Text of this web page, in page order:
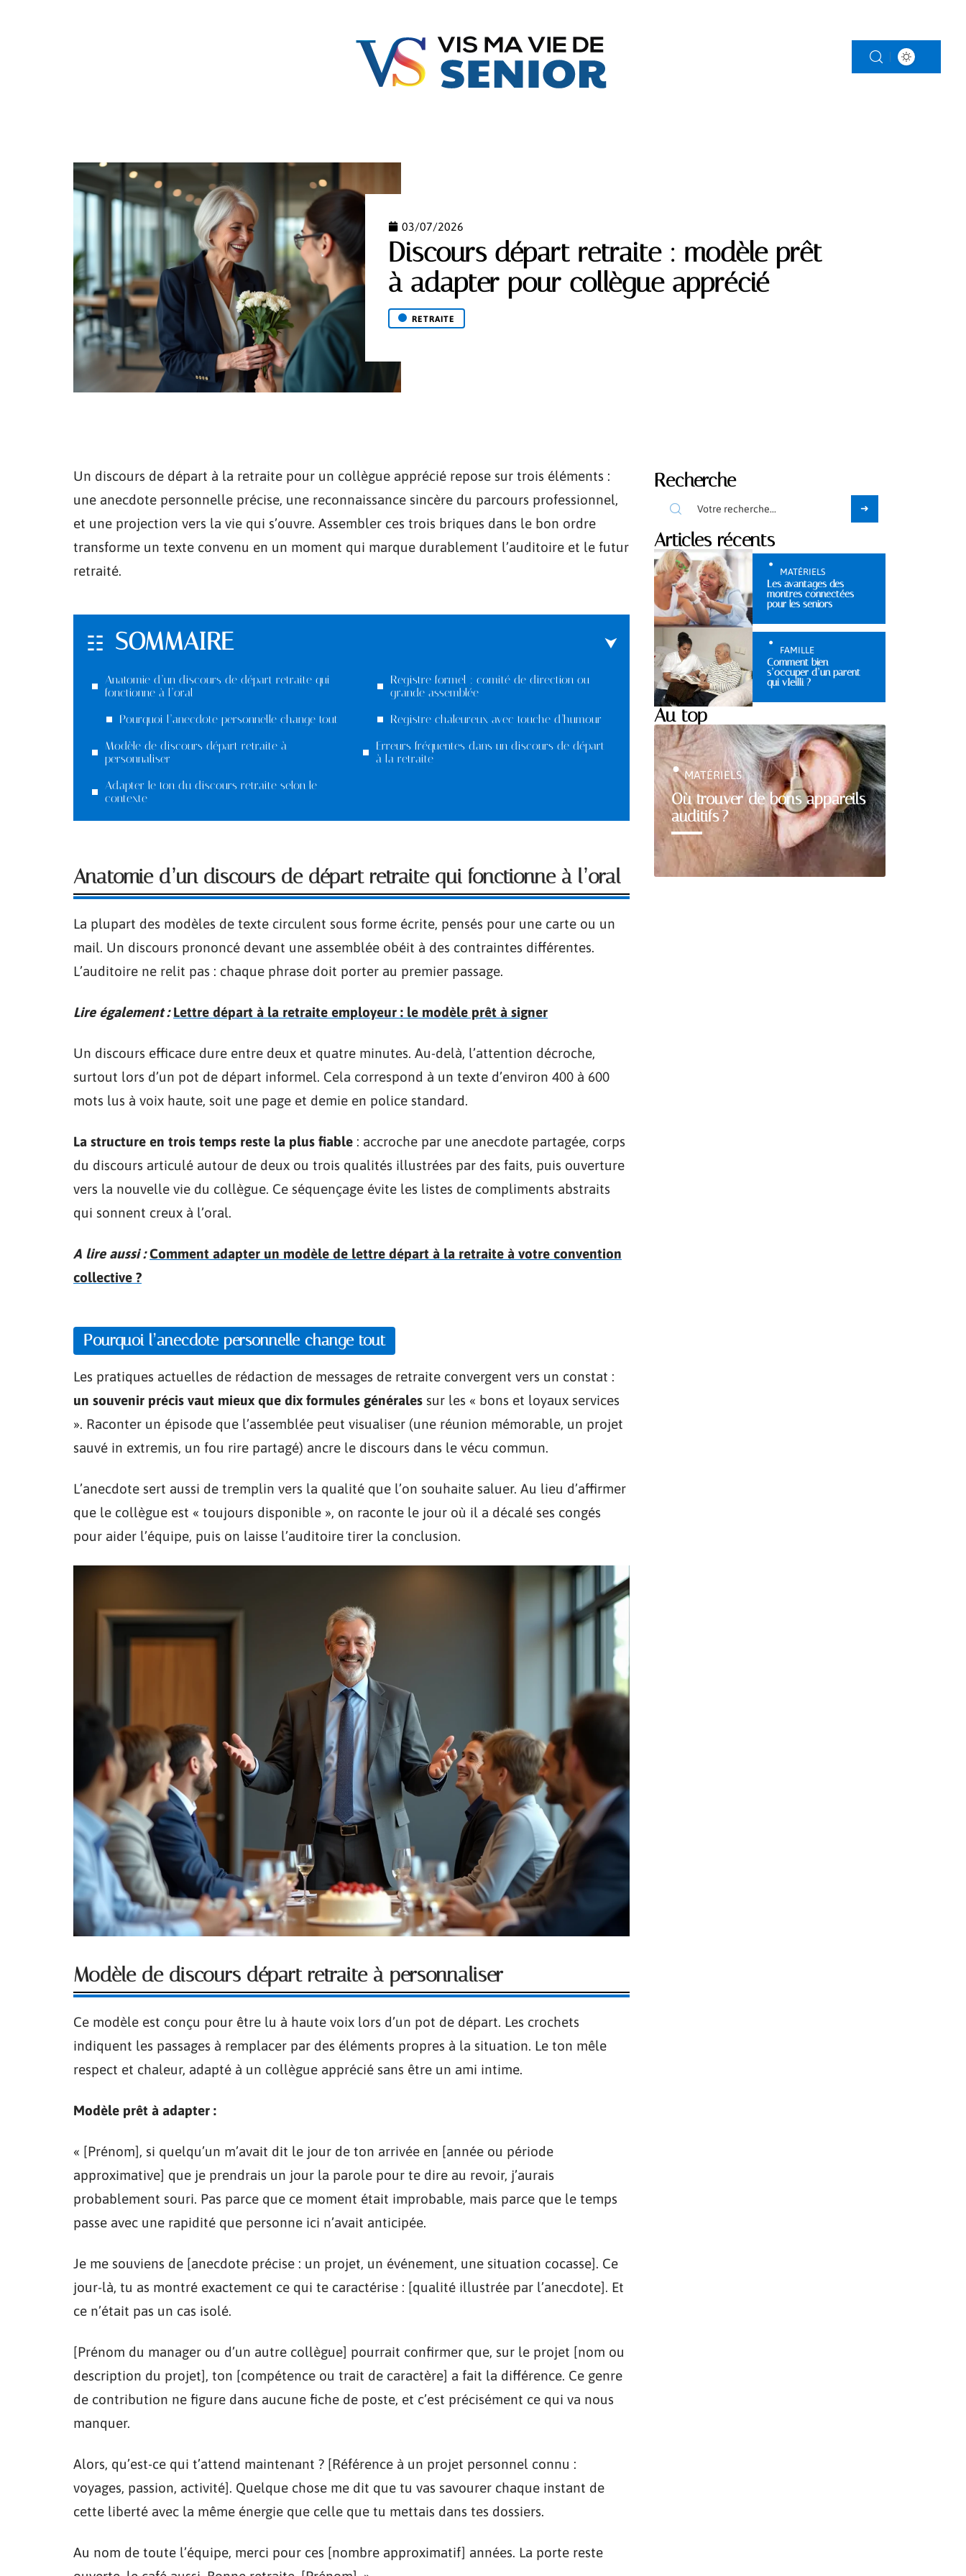
03/07/2026
Discours départ retraite : modèle prêt
à adapter pour collègue apprécié
RETRAITE
Un discours de départ à la retraite pour un collègue apprécié repose sur trois éléments :
une anecdote personnelle précise, une reconnaissance sincère du parcours professionnel,
et une projection vers la vie qui s’ouvre. Assembler ces trois briques dans le bon ordre
transforme un texte convenu en un moment qui marque durablement l’auditoire et le futur
retraité.
SOMMAIRE
Anatomie d’un discours de départ retraite qui
fonctionne à l’oral
Pourquoi l’anecdote personnelle change tout
Modèle de discours départ retraite à
personnaliser
Adapter le ton du discours retraite selon le
contexte
Registre formel : comité de direction ou
grande assemblée
Registre chaleureux avec touche d’humour
Erreurs fréquentes dans un discours de départ
à la retraite
Anatomie d’un discours de départ retraite qui fonctionne à l’oral
La plupart des modèles de texte circulent sous forme écrite, pensés pour une carte ou un
mail. Un discours prononcé devant une assemblée obéit à des contraintes différentes.
L’auditoire ne relit pas : chaque phrase doit porter au premier passage.
Lire également : Lettre départ à la retraite employeur : le modèle prêt à signer
Un discours efficace dure entre deux et quatre minutes. Au-delà, l’attention décroche,
surtout lors d’un pot de départ informel. Cela correspond à un texte d’environ 400 à 600
mots lus à voix haute, soit une page et demie en police standard.
La structure en trois temps reste la plus fiable : accroche par une anecdote partagée, corps
du discours articulé autour de deux ou trois qualités illustrées par des faits, puis ouverture
vers la nouvelle vie du collègue. Ce séquençage évite les listes de compliments abstraits
qui sonnent creux à l’oral.
A lire aussi : Comment adapter un modèle de lettre départ à la retraite à votre convention
collective ?
Pourquoi l’anecdote personnelle change tout
Les pratiques actuelles de rédaction de messages de retraite convergent vers un constat :
un souvenir précis vaut mieux que dix formules générales sur les « bons et loyaux services
». Raconter un épisode que l’assemblée peut visualiser (une réunion mémorable, un projet
sauvé in extremis, un fou rire partagé) ancre le discours dans le vécu commun.
L’anecdote sert aussi de tremplin vers la qualité que l’on souhaite saluer. Au lieu d’affirmer
que le collègue est « toujours disponible », on raconte le jour où il a décalé ses congés
pour aider l’équipe, puis on laisse l’auditoire tirer la conclusion.
Modèle de discours départ retraite à personnaliser
Ce modèle est conçu pour être lu à haute voix lors d’un pot de départ. Les crochets
indiquent les passages à remplacer par des éléments propres à la situation. Le ton mêle
respect et chaleur, adapté à un collègue apprécié sans être un ami intime.
Modèle prêt à adapter :
« [Prénom], si quelqu’un m’avait dit le jour de ton arrivée en [année ou période
approximative] que je prendrais un jour la parole pour te dire au revoir, j’aurais
probablement souri. Pas parce que ce moment était improbable, mais parce que le temps
passe avec une rapidité que personne ici n’avait anticipée.
Je me souviens de [anecdote précise : un projet, un événement, une situation cocasse]. Ce
jour-là, tu as montré exactement ce qui te caractérise : [qualité illustrée par l’anecdote]. Et
ce n’était pas un cas isolé.
[Prénom du manager ou d’un autre collègue] pourrait confirmer que, sur le projet [nom ou
description du projet], ton [compétence ou trait de caractère] a fait la différence. Ce genre
de contribution ne figure dans aucune fiche de poste, et c’est précisément ce qui va nous
manquer.
Alors, qu’est-ce qui t’attend maintenant ? [Référence à un projet personnel connu :
voyages, passion, activité]. Quelque chose me dit que tu vas savourer chaque instant de
cette liberté avec la même énergie que celle que tu mettais dans tes dossiers.
Au nom de toute l’équipe, merci pour ces [nombre approximatif] années. La porte reste
Recherche
Articles récents
MATÉRIELS
Les avantages des
montres connectées
pour les seniors
FAMILLE
Comment bien
s’occuper d’un parent
qui vIeilli ?
Au top
Où trouver de bons appareils
auditifs ?
MATÉRIELS